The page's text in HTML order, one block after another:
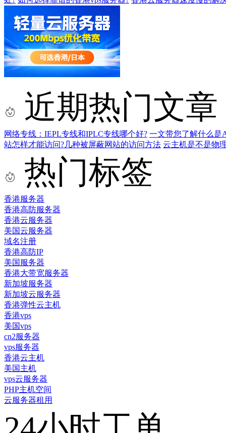
近期热门文章
网络专线：IEPL专线和IPLC专线哪个好? 一文带您了解什么是
站怎样才能访问?几种被屏蔽网站的访问方法 云主机是不是物
热门标签
香港服务器
香港高防服务器
香港云服务器
美国云服务器
域名注册
香港高防IP
美国服务器
香港大带宽服务器
新加坡服务器
新加坡云服务器
香港弹性云主机
香港vps
美国vps
cn2服务器
vps服务器
香港云主机
美国主机
vps云服务器
PHP主机空间
云服务器租用